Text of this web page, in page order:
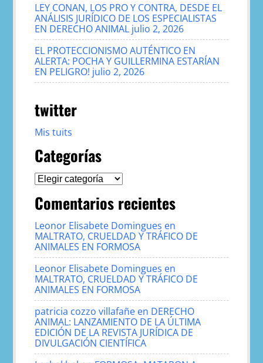
LEY CONAN, LOS PRO Y CONTRA, DESDE EL
ANÁLISIS JURÍDICO DE LOS ESPECIALISTAS
EN DERECHO ANIMAL julio 2, 2026
EL PROTECCIONISMO AUTÉNTICO EN
ALERTA: POCHA Y GUILLERMINA ESTARÍAN
EN PELIGRO! julio 2, 2026
twitter
Mis tuits
Categorías
Categorías
Comentarios recientes
Leonor Elisabete Domingues en
MALTRATO, CRUELDAD Y TRÁFICO DE
ANIMALES EN FORMOSA
Leonor Elisabete Domingues en
MALTRATO, CRUELDAD Y TRÁFICO DE
ANIMALES EN FORMOSA
patricia cozzo villafañe en DERECHO
ANIMAL: LANZAMIENTO DE LA ÚLTIMA
EDICIÓN DE LA REVISTA JURÍDICA DE
DIVULGACIÓN CIENTÍFICA